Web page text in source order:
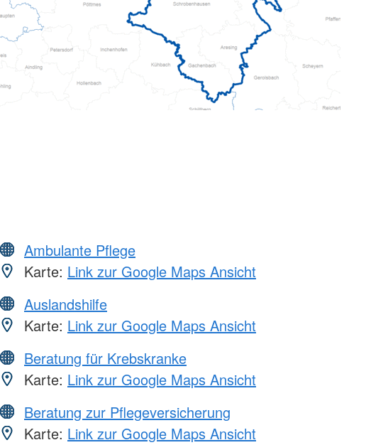
Ambulante Pflege
Karte: Link zur Google Maps Ansicht
Auslandshilfe
Karte: Link zur Google Maps Ansicht
Beratung für Krebskranke
Karte: Link zur Google Maps Ansicht
Beratung zur Pflegeversicherung
Karte: Link zur Google Maps Ansicht